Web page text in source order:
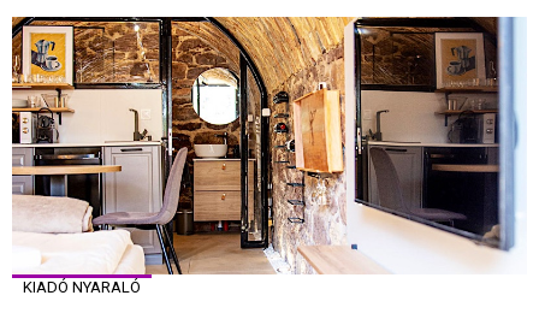
KIADÓ NYARALÓ